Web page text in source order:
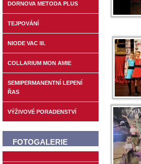
DORNOVA METODA PLUS
TEJPOVÁNÍ
NIODE VAC III.
COLLARIUM MON AMIE
SEMIPERMANENTNÍ LEPENÍ
ŘAS
VÝŽIVOVÉ PORADENSTVÍ
FOTOGALERIE